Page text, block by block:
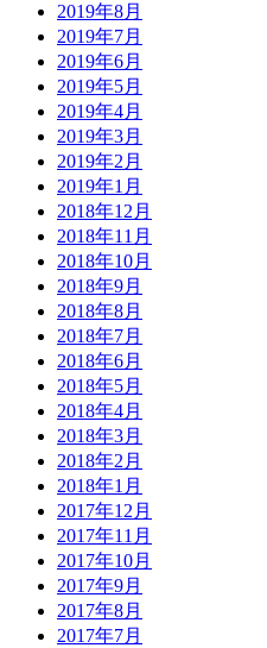
2019年8月
2019年7月
2019年6月
2019年5月
2019年4月
2019年3月
2019年2月
2019年1月
2018年12月
2018年11月
2018年10月
2018年9月
2018年8月
2018年7月
2018年6月
2018年5月
2018年4月
2018年3月
2018年2月
2018年1月
2017年12月
2017年11月
2017年10月
2017年9月
2017年8月
2017年7月